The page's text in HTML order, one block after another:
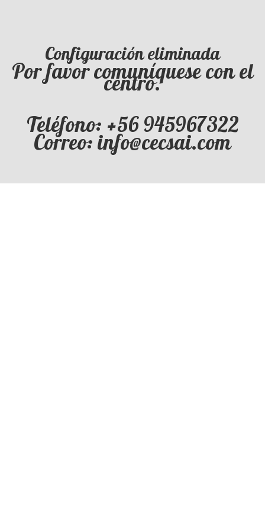
Configuración eliminada
Por favor comuníquese con el
centro.
Teléfono: +56 945967322
Correo: info@cecsai.com